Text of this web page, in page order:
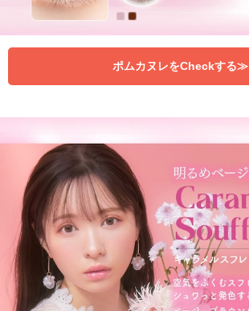
ポムカヌレをCheckする≫